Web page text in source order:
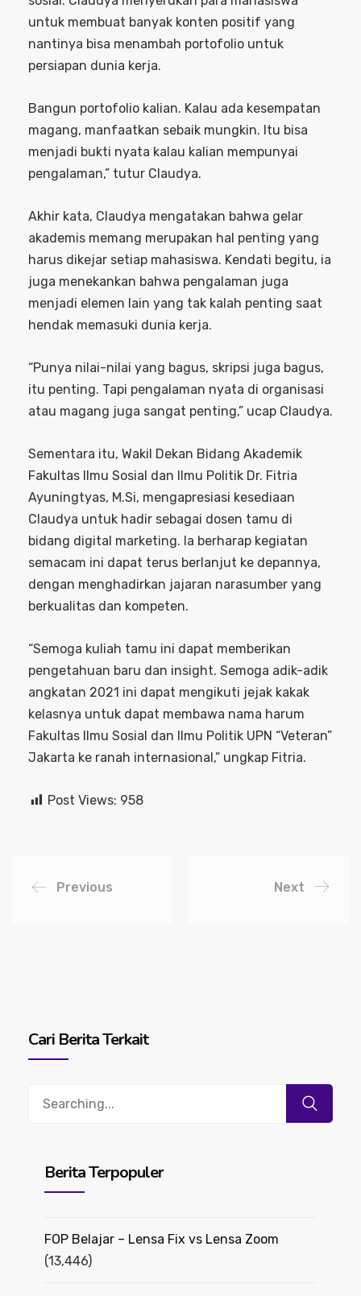
untuk membuat banyak konten positif yang
nantinya bisa menambah portofolio untuk
persiapan dunia kerja.
Bangun portofolio kalian. Kalau ada kesempatan
magang, manfaatkan sebaik mungkin. Itu bisa
menjadi bukti nyata kalau kalian mempunyai
pengalaman,” tutur Claudya.
Akhir kata, Claudya mengatakan bahwa gelar
akademis memang merupakan hal penting yang
harus dikejar setiap mahasiswa. Kendati begitu, ia
juga menekankan bahwa pengalaman juga
menjadi elemen lain yang tak kalah penting saat
hendak memasuki dunia kerja.
“Punya nilai-nilai yang bagus, skripsi juga bagus,
itu penting. Tapi pengalaman nyata di organisasi
atau magang juga sangat penting,” ucap Claudya.
Sementara itu, Wakil Dekan Bidang Akademik
Fakultas Ilmu Sosial dan Ilmu Politik Dr. Fitria
Ayuningtyas, M.Si, mengapresiasi kesediaan
Claudya untuk hadir sebagai dosen tamu di
bidang digital marketing. Ia berharap kegiatan
semacam ini dapat terus berlanjut ke depannya,
dengan menghadirkan jajaran narasumber yang
berkualitas dan kompeten.
“Semoga kuliah tamu ini dapat memberikan
pengetahuan baru dan insight. Semoga adik-adik
angkatan 2021 ini dapat mengikuti jejak kakak
kelasnya untuk dapat membawa nama harum
Fakultas Ilmu Sosial dan Ilmu Politik UPN “Veteran”
Jakarta ke ranah internasional,” ungkap Fitria.
Post Views: 958
Previous Next
Cari Berita Terkait
Search
Berita Terpopuler
FOP Belajar – Lensa Fix vs Lensa Zoom
(13,446)